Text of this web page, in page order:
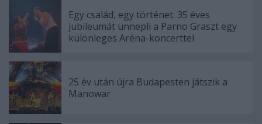
Egy család, egy történet: 35 éves
jubileumát ünnepli a Parno Graszt egy
különleges Aréna-koncerttel
25 év után újra Budapesten játszik a
Manowar